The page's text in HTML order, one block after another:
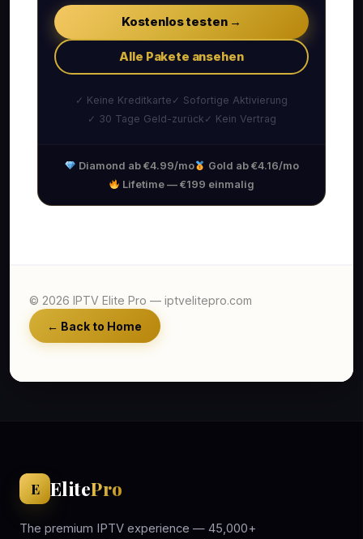
Kostenlos testen →
Alle Pakete ansehen
✓ Keine Kreditkarte ✓ Sofortige Aktivierung
✓ 30 Tage Geld-zurück ✓ Kein Vertrag
Diamond ab €4.99/mo
Gold ab €4.16/mo
Lifetime — €199 einmalig
© 2026 IPTV Elite Pro — iptvelitepro.com
← Back to Home
E ElitePro
The premium IPTV experience — 45,000+